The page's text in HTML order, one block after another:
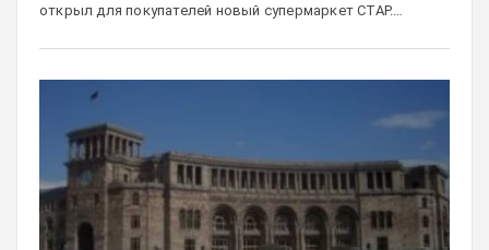
открыл для покупателей новый супермаркет СТАР.…